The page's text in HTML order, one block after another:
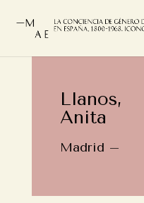
Llanos,
Anita
Madrid –